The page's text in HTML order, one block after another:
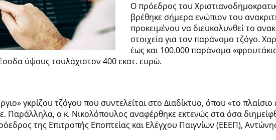
Ο πρόεδρος του
βρέθηκε σήμερα ενώπιον του
προκειμένου να διευκολυνθεί το
στοιχεία για τον παράνομο τζόγο.
έως και 100.000 παράνομα
ύψους τουλάχιστον 400 εκατ. ευρώ.
γκρίζου τζόγου που συντελείται στο Διαδίκτυο, όπου «το
Παράλληλα, ο κ. Νικολόπουλος αναφέρθηκε εκτενώς στα όσα
της Επιτροπής Εποπτείας και Ελέγχου Παιγνίων (ΕΕΕΠ),